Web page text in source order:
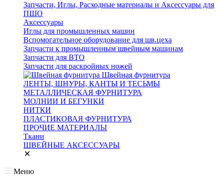
Запчасти, Иглы, Расходные материалы и Аксессуары для
ПШО
Аксессуары
Иглы для промышленных машин
Вспомогательное оборудование для шв.цеха
Запчасти к промышленным швейным машинам
Запчасти для ВТО
Запчасти для раскройных ножей
Швейная фурнитура
ЛЕНТЫ, ШНУРЫ, КАНТЫ И ТЕСЬМЫ
МЕТАЛЛИЧЕСКАЯ ФУРНИТУРА
МОЛНИИ И БЕГУНКИ
НИТКИ
ПЛАСТИКОВАЯ ФУРНИТУРА
ПРОЧИЕ МАТЕРИАЛЫ
Ткани
ШВЕЙНЫЕ АКСЕССУАРЫ
Меню